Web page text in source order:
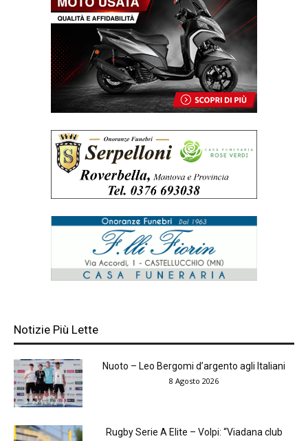
Notizie Più Lette
Nuoto – Leo Bergomi d’argento agli Italiani
8 Agosto 2026
Rugby Serie A Elite – Volpi: “Viadana club